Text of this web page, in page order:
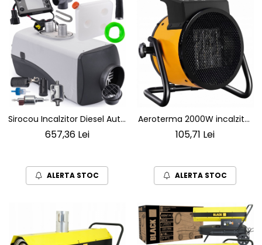
Sirocou Incalzitor Diesel Auto
si Industrial WEBASTO 8 kW
Spatii Exterioare – Incalzire
Independenta
657,36 Lei
ALERTA STOC
Aeroterma 2000W incalzitor
electric trei trepte de putere
105,71 Lei
ALERTA STOC